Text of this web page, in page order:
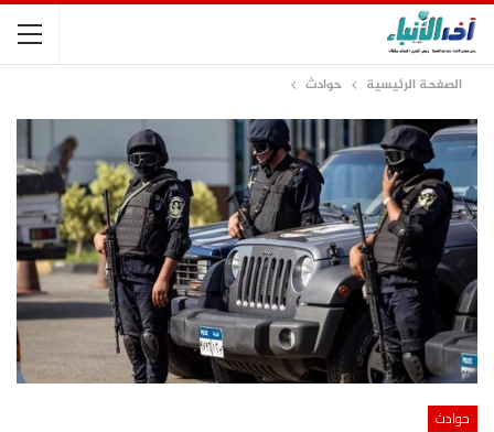
الصفحة الرئيسية حوادث
حوادث